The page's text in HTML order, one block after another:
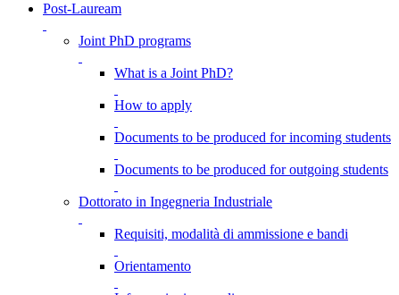
Post-Lauream
Joint PhD programs
What is a Joint PhD?
How to apply
Documents to be produced for incoming students
Documents to be produced for outgoing students
Dottorato in Ingegneria Industriale
Requisiti, modalità di ammissione e bandi
Orientamento